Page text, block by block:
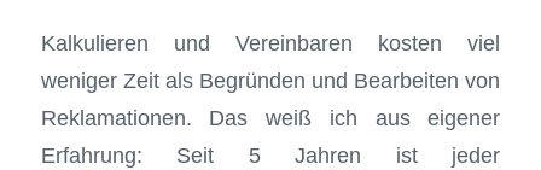
Kalkulieren und Vereinbaren kosten viel
weniger Zeit als Begründen und Bearbeiten von
Reklamationen. Das weiß ich aus eigener
Erfahrung: Seit 5 Jahren ist jeder